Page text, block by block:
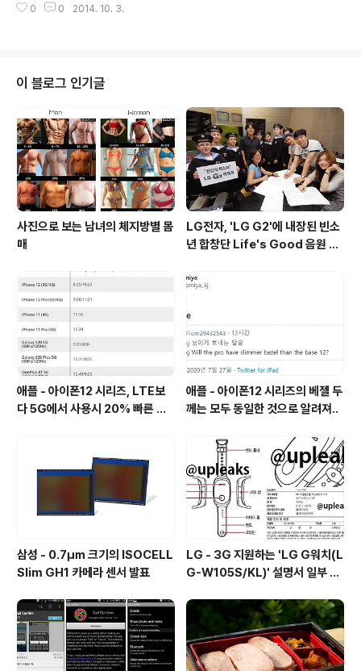
손의 위험이 높다고 분석하였습니다. 또한, 뒷면을 보면 배
(愛)'는 5.2인치 FullHD(1920 * 1080) 디스플레이와 2.
래시가 내장되었습니다. 또한 IP7수준의 방수를 지원하며,
이전에 유출된 HTC One M8 Eye와는 다른 제품으로 추
정됩니다. 한자로 사랑을 뜻하는 아이(愛)라는 이름이 붙은
이 기종은 안드로이드 4.4.4 킷캣(Sense UI 6.0)이 기본
탑재된 채로 ..
0 0 2014. 10. 3.
이 블로그 인기글
사진으로 보는 남녀의 체지방별 몸
매
LG전자, 'LG G2'에 내장된 빈소
년 합창단 Life's Good 음원 공
애플 - 아이폰12 시리즈, LTE보
다 5G에서 사용시 20% 빠른 배
애플 - 아이폰12 시리즈의 베젤 두
께는 모두 동일한 것으로 알려져..
삼성 - 0.7㎛ 크기의 ISOCELL
Slim GH1 카메라 센서 발표
LG - 3G 지원하는 'LG G워치(L
G-W105S/KL)' 설명서 일부 유